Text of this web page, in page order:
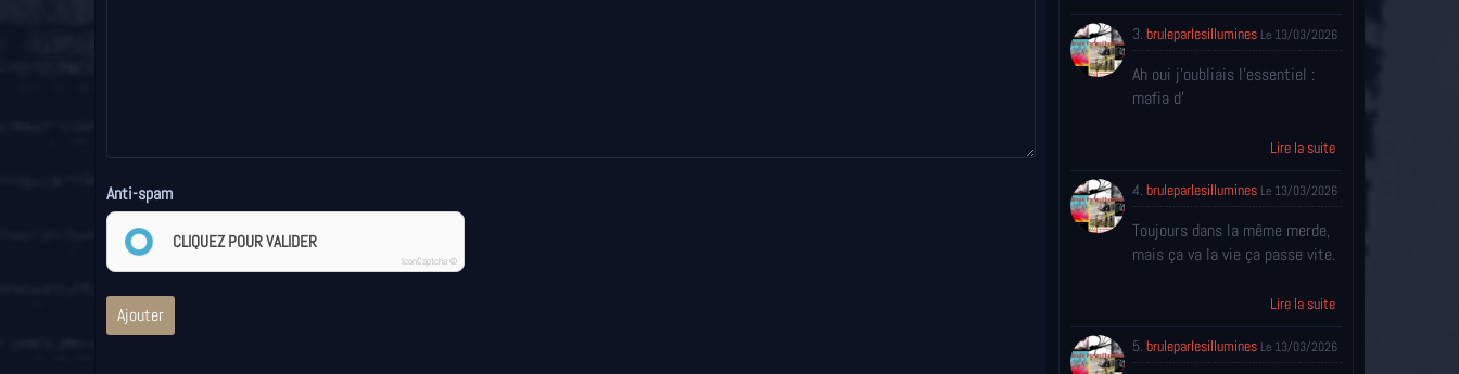
Anti-spam
CLIQUEZ POUR VALIDER
IconCaptcha ©
Ajouter
3. bruleparlesillumines Le 13/03/2026
Ah oui j'oubliais l'essentiel :
mafia d'
Lire la suite
4. bruleparlesillumines Le 13/03/2026
Toujours dans la même merde,
mais ça va la vie ça passe vite.
Lire la suite
5. bruleparlesillumines Le 13/03/2026